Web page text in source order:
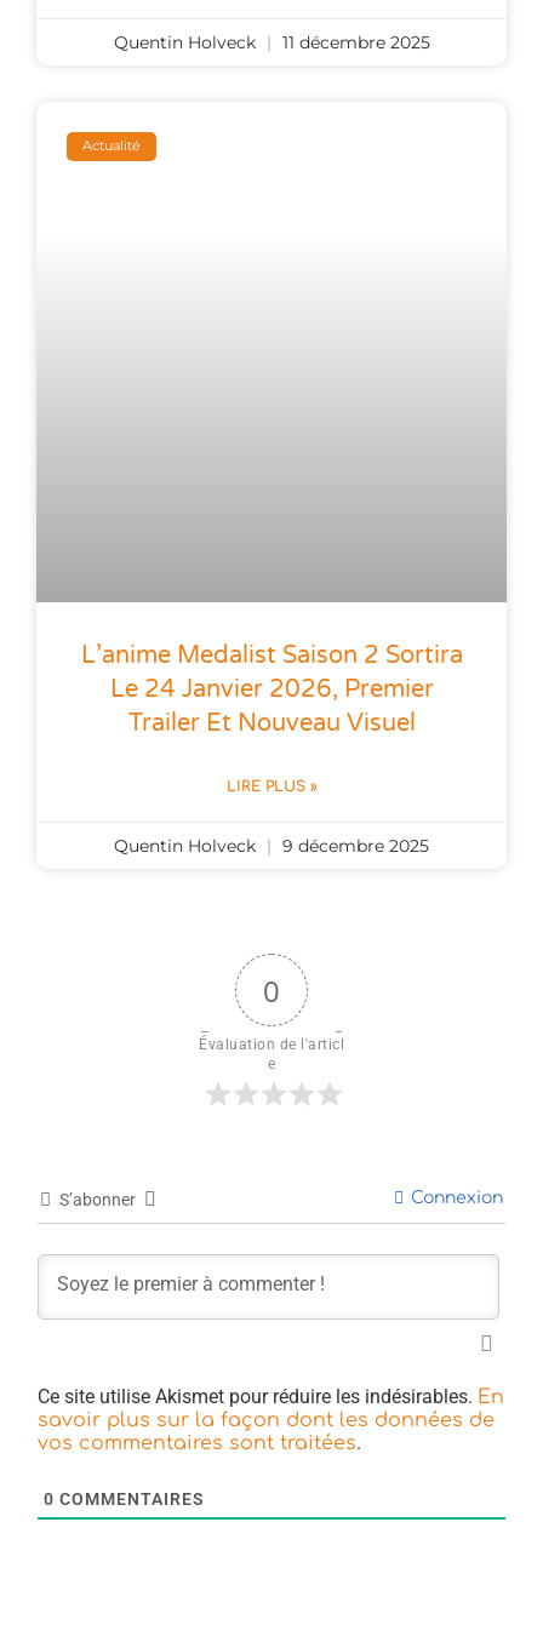
Quentin Holveck 11 décembre 2025
Actualité
L’anime Medalist Saison 2 Sortira
Le 24 Janvier 2026, Premier
Trailer Et Nouveau Visuel
LIRE PLUS »
Quentin Holveck 9 décembre 2025
0
Évaluation de l'articl
e
S’abonner Connexion
Ce site utilise Akismet pour réduire les indésirables. En
savoir plus sur la façon dont les données de
vos commentaires sont traitées.
0 COMMENTAIRES